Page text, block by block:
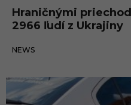
Hraničnými
2966 ľudí z Ukrajiny
NEWS